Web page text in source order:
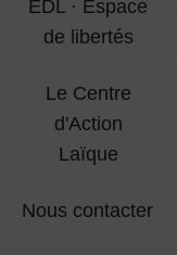
EDL · Espace
de libertés
Le Centre
d'Action
Laïque
Nous contacter